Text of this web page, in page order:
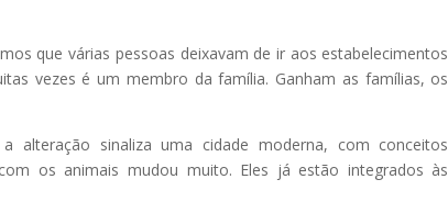
que várias pessoas deixavam de ir aos estabelecimentos
vezes é um membro da família. Ganham as famílias, os
alteração sinaliza uma cidade moderna, com conceitos
os animais mudou muito. Eles já estão integrados às